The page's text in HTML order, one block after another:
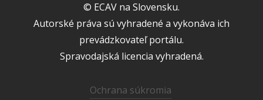
© ECAV na Slovensku.
Autorské práva sú vyhradené a vykonáva ich
prevádzkovateľ portálu.
Spravodajská licencia vyhradená.
Ochrana súkromia